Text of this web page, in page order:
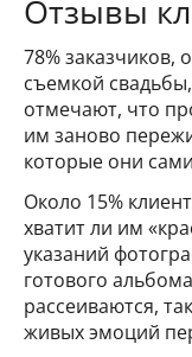
Отзывы
78% заказчиков,
съемкой
отмечают, что
им заново
которые они
Около 15%
хватит ли им
указаний
готового
рассеиваются,
живых эмоций